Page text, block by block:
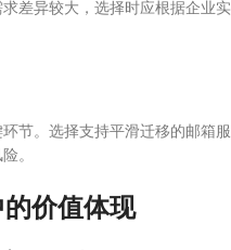
差异较大，选择时应根据企业实
节。选择支持平滑迁移的邮箱服
。
价值体现